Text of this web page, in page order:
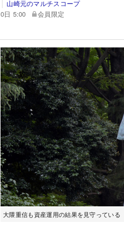
山崎元のマルチスコープ
日 5:00
会員限定
大隈重信も資産運用の結果を見守っている